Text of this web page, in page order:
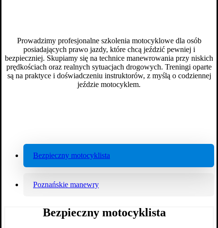
Nasze szkolenia motocyklowe
Prowadzimy profesjonalne szkolenia motocyklowe dla osób
posiadających prawo jazdy, które chcą jeździć pewniej i
bezpieczniej. Skupiamy się na technice manewrowania przy niskich
prędkościach oraz realnych sytuacjach drogowych. Treningi oparte
są na praktyce i doświadczeniu instruktorów, z myślą o codziennej
jeździe motocyklem.
Bezpieczny motocyklista
Poznańskie manewry
Bezpieczny motocyklista